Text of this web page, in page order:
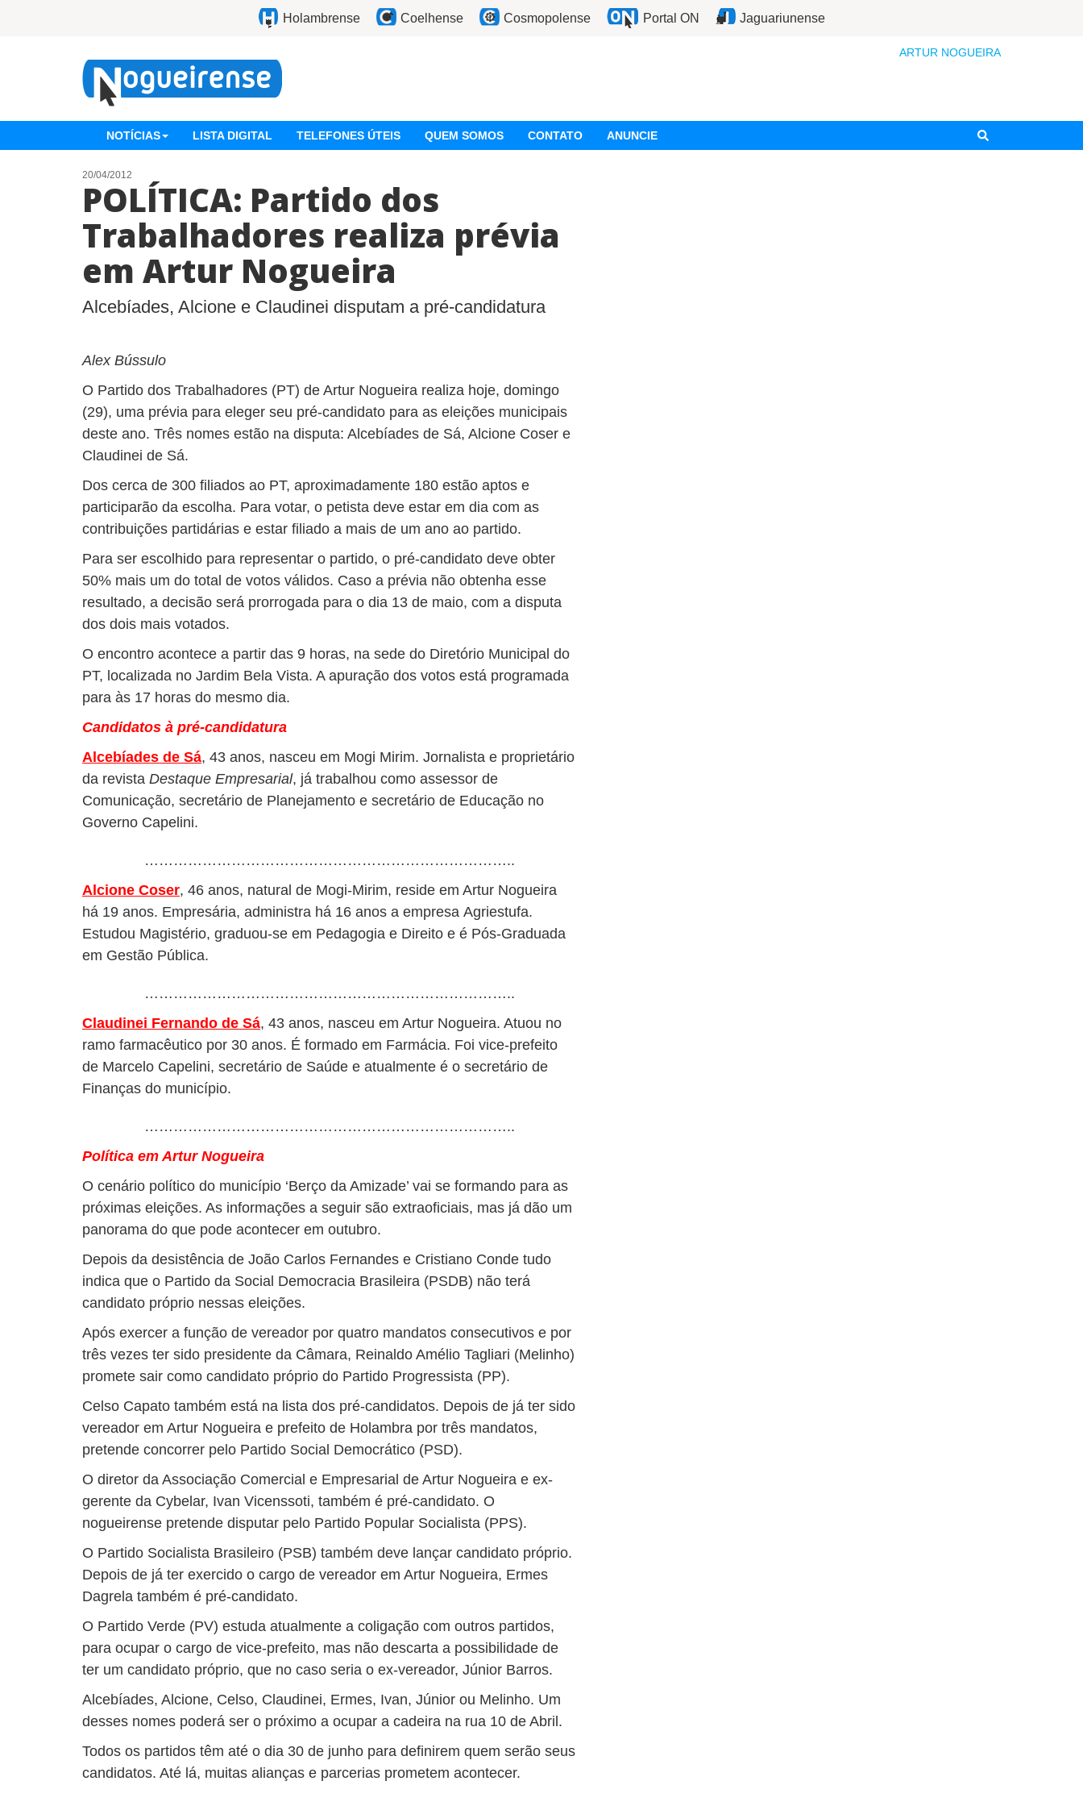
Holambrense Coelhense Cosmopolense Portal ON Jaguariunense
ARTUR NOGUEIRA
NOTÍCIAS LISTA DIGITAL TELEFONES ÚTEIS QUEM SOMOS CONTATO ANUNCIE
20/04/2012
POLÍTICA: Partido dos
Trabalhadores realiza prévia
em Artur Nogueira
Alcebíades, Alcione e Claudinei disputam a pré-candidatura
Alex Bússulo
O Partido dos Trabalhadores (PT) de Artur Nogueira realiza hoje, domingo
(29), uma prévia para eleger seu pré-candidato para as eleições municipais
deste ano. Três nomes estão na disputa: Alcebíades de Sá, Alcione Coser e
Claudinei de Sá.
Dos cerca de 300 filiados ao PT, aproximadamente 180 estão aptos e
participarão da escolha. Para votar, o petista deve estar em dia com as
contribuições partidárias e estar filiado a mais de um ano ao partido.
Para ser escolhido para representar o partido, o pré-candidato deve obter
50% mais um do total de votos válidos. Caso a prévia não obtenha esse
resultado, a decisão será prorrogada para o dia 13 de maio, com a disputa
dos dois mais votados.
O encontro acontece a partir das 9 horas, na sede do Diretório Municipal do
PT, localizada no Jardim Bela Vista. A apuração dos votos está programada
para às 17 horas do mesmo dia.
Candidatos à pré-candidatura
Alcebíades de Sá, 43 anos, nasceu em Mogi Mirim. Jornalista e proprietário
da revista Destaque Empresarial, já trabalhou como assessor de
Comunicação, secretário de Planejamento e secretário de Educação no
Governo Capelini.
…………………………………………………………………..
Alcione Coser, 46 anos, natural de Mogi-Mirim, reside em Artur Nogueira
há 19 anos. Empresária, administra há 16 anos a empresa Agriestufa.
Estudou Magistério, graduou-se em Pedagogia e Direito e é Pós-Graduada
em Gestão Pública.
…………………………………………………………………..
Claudinei Fernando de Sá, 43 anos, nasceu em Artur Nogueira. Atuou no
ramo farmacêutico por 30 anos. É formado em Farmácia. Foi vice-prefeito
de Marcelo Capelini, secretário de Saúde e atualmente é o secretário de
Finanças do município.
…………………………………………………………………..
Política em Artur Nogueira
O cenário político do município ‘Berço da Amizade’ vai se formando para as
próximas eleições. As informações a seguir são extraoficiais, mas já dão um
panorama do que pode acontecer em outubro.
Depois da desistência de João Carlos Fernandes e Cristiano Conde tudo
indica que o Partido da Social Democracia Brasileira (PSDB) não terá
candidato próprio nessas eleições.
Após exercer a função de vereador por quatro mandatos consecutivos e por
três vezes ter sido presidente da Câmara, Reinaldo Amélio Tagliari (Melinho)
promete sair como candidato próprio do Partido Progressista (PP).
Celso Capato também está na lista dos pré-candidatos. Depois de já ter sido
vereador em Artur Nogueira e prefeito de Holambra por três mandatos,
pretende concorrer pelo Partido Social Democrático (PSD).
O diretor da Associação Comercial e Empresarial de Artur Nogueira e ex-
gerente da Cybelar, Ivan Vicenssoti, também é pré-candidato. O
nogueirense pretende disputar pelo Partido Popular Socialista (PPS).
O Partido Socialista Brasileiro (PSB) também deve lançar candidato próprio.
Depois de já ter exercido o cargo de vereador em Artur Nogueira, Ermes
Dagrela também é pré-candidato.
O Partido Verde (PV) estuda atualmente a coligação com outros partidos,
para ocupar o cargo de vice-prefeito, mas não descarta a possibilidade de
ter um candidato próprio, que no caso seria o ex-vereador, Júnior Barros.
Alcebíades, Alcione, Celso, Claudinei, Ermes, Ivan, Júnior ou Melinho. Um
desses nomes poderá ser o próximo a ocupar a cadeira na rua 10 de Abril.
Todos os partidos têm até o dia 30 de junho para definirem quem serão seus
candidatos. Até lá, muitas alianças e parcerias prometem acontecer.